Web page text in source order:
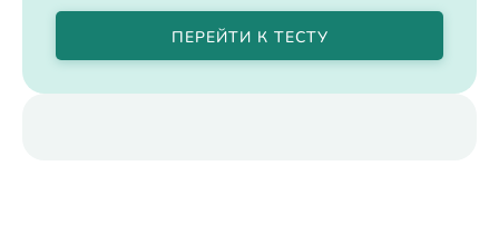
ПЕРЕЙТИ К ТЕСТУ